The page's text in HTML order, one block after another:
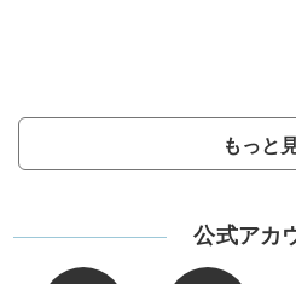
もっと
公式アカ